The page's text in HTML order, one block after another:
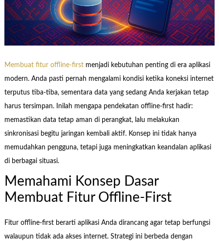
Membuat fitur offline-firstmenjadi kebutuhan penting di era aplikasi
modern. Anda pasti pernah mengalami kondisi ketika koneksi internet
terputus tiba-tiba, sementara data yang sedang Anda kerjakan tetap
harus tersimpan. Inilah mengapa pendekatan offline-first hadir:
memastikan data tetap aman di perangkat, lalu melakukan
sinkronisasi begitu jaringan kembali aktif. Konsep ini tidak hanya
memudahkan pengguna, tetapi juga meningkatkan keandalan aplikasi
di berbagai situasi.
Memahami Konsep Dasar
Membuat Fitur Offline-First
Fitur offline-first berarti aplikasi Anda dirancang agar tetap berfungsi
walaupun tidak ada akses internet. Strategi ini berbeda dengan